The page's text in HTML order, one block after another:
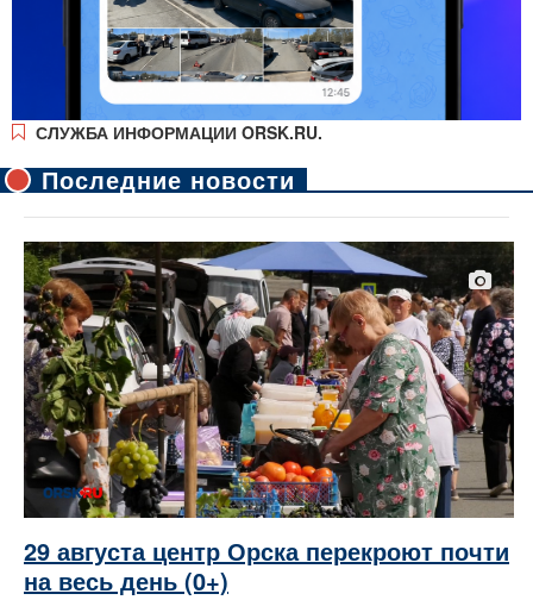
СЛУЖБА ИНФОРМАЦИИ ORSK.RU.
Последние новости
29 августа центр Орска перекроют почти
на весь день (0+)